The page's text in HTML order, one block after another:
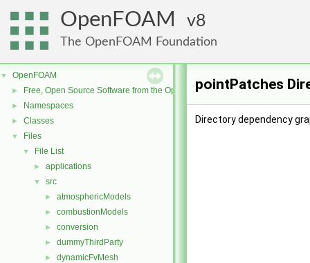
OpenFOAM 8
The OpenFOAM Foundation
▼ OpenFOAM
► Free, Open Source Software from the OpenFOAM Foundation
► Namespaces
► Classes
▼ Files
▼ File List
► applications
▼ src
► atmosphericModels
► combustionModels
► conversion
► dummyThirdParty
► dynamicFvMesh
pointPatches
Directory dependency